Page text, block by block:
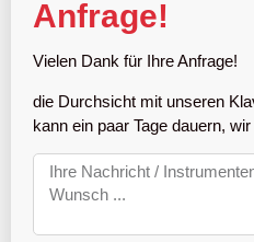
Anfrage!
Vielen Dank für Ihre Anfrage!
die Durchsicht mit unseren
kann ein paar Tage dauern,